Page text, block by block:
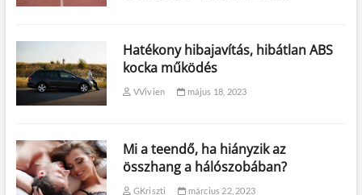
Hatékony hibajavítás, hibátlan ABS
kocka működés
VVivien május 18, 2023
Mi a teendő, ha hiányzik az
összhang a hálószobában?
GKriszti március 22, 2023